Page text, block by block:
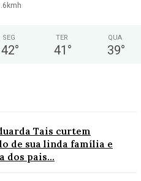
SEG
42°
TER
41 °
QUA
39°
Tais curtem
de sua linda família e
dos pais...